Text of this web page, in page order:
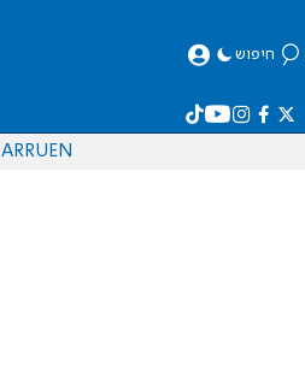
חיפוש
EN
RU
AR